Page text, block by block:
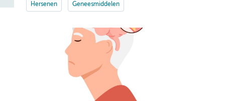
Hersenen Geneesmiddelen